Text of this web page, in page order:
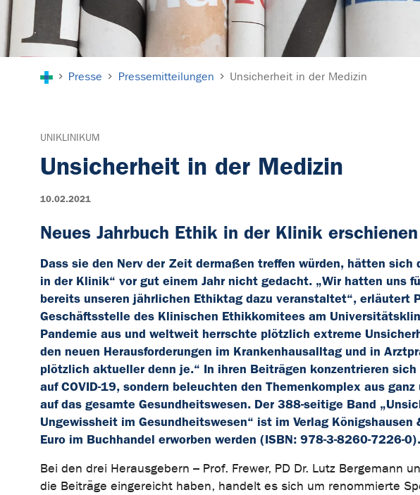
Presse Pressemitteilungen Unsicherheit in der Medizin
UNIKLINIKUM
Unsicherheit in der Medizin
10.02.2021
Neues Jahrbuch Ethik in der Klinik
Dass sie den Nerv der Zeit dermaßen treffen würden, hätten sich
in der Klinik“ vor gut einem Jahr nicht gedacht. „Wir hatten uns
bereits unseren jährlichen Ethiktag dazu veranstaltet“, erläutert
Geschäftsstelle des Klinischen Ethikkomitees am
Pandemie aus und weltweit herrschte plötzlich extreme
den neuen Herausforderungen im Krankenhausalltag und in
plötzlich aktueller denn je.“ In ihren Beiträgen konzentrieren
auf COVID-19, sondern beleuchten den Themenkomplex aus
auf das gesamte Gesundheitswesen. Der 388-seitige Band
Ungewissheit im Gesundheitswesen“ ist im Verlag
Euro im Buchhandel erworben werden (ISBN: 978-3-8260-7226-0).
Bei den drei Herausgebern – Prof. Frewer, PD Dr. Lutz Bergemann
die Beiträge eingereicht haben, handelt es sich um renommierte